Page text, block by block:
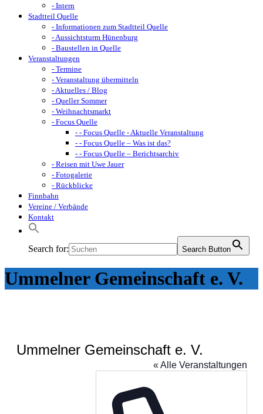
- Intern
Stadtteil Quelle
- Informationen zum Stadtteil Quelle
- Aussichtsturm Hünenburg
- Baustellen in Quelle
Veranstaltungen
- Termine
- Veranstaltung übermitteln
- Aktuelles / Blog
- Queller Sommer
- Weihnachtsmarkt
- Focus Quelle
- - Focus Quelle - Aktuelle Veranstaltung
- - Focus Quelle – Was ist das?
- - Focus Quelle – Berichtsarchiv
- Reisen mit Uwe Jauer
- Fotogalerie
- Rückblicke
Finnbahn
Vereine / Verbände
Kontakt
Search for: Search Button
Ummelner Gemeinschaft e. V.
Ummelner Gemeinschaft e. V.
« Alle Veranstaltungen